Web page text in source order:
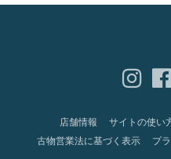
店舗情報 サイトの使い
古物営業法に基づく表示
プ